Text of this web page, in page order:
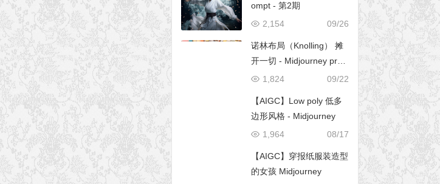
ompt - 第2期
09/26
2,154
诺林布局（Knolling） 摊
开一切 - Midjourney pro
mpt
09/22
1,824
【AIGC】Low poly 低多
边形风格 - Midjourney
08/17
1,964
【AIGC】穿报纸服装造型
的女孩 Midjourney